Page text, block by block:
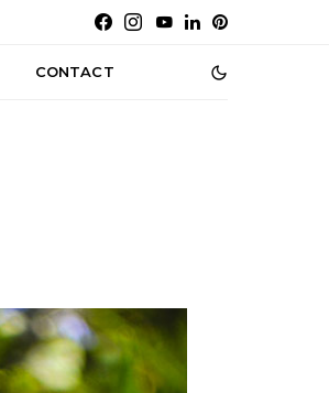
CONTACT